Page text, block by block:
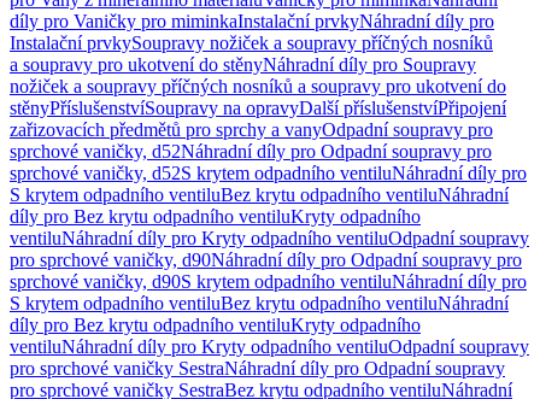
díly pro Vaničky pro miminkaInstalační prvkyNáhradní díly pro
Instalační prvkySoupravy nožiček a soupravy příčných nosníků
a soupravy pro ukotvení do stěnyNáhradní díly pro Soupravy
nožiček a soupravy příčných nosníků a soupravy pro ukotvení do
stěnyPříslušenstvíSoupravy na opravyDalší příslušenstvíPřipojení
zařizovacích předmětů pro sprchy a vanyOdpadní soupravy pro
sprchové vaničky, d52Náhradní díly pro Odpadní soupravy pro
sprchové vaničky, d52S krytem odpadního ventiluNáhradní díly pro
S krytem odpadního ventiluBez krytu odpadního ventiluNáhradní
díly pro Bez krytu odpadního ventiluKryty odpadního
ventiluNáhradní díly pro Kryty odpadního ventiluOdpadní soupravy
pro sprchové vaničky, d90Náhradní díly pro Odpadní soupravy pro
sprchové vaničky, d90S krytem odpadního ventiluNáhradní díly pro
S krytem odpadního ventiluBez krytu odpadního ventiluNáhradní
díly pro Bez krytu odpadního ventiluKryty odpadního
ventiluNáhradní díly pro Kryty odpadního ventiluOdpadní soupravy
pro sprchové vaničky SestraNáhradní díly pro Odpadní soupravy
pro sprchové vaničky SestraBez krytu odpadního ventiluNáhradní